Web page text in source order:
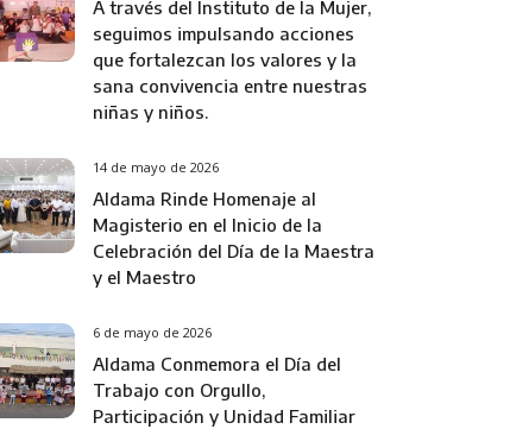
A través del Instituto de la Mujer,
seguimos impulsando acciones
que fortalezcan los valores y la
sana convivencia entre nuestras
niñas y niños.
14 de mayo de 2026
Aldama Rinde Homenaje al
Magisterio en el Inicio de la
Celebración del Día de la Maestra
y el Maestro
6 de mayo de 2026
Aldama Conmemora el Día del
Trabajo con Orgullo,
Participación y Unidad Familiar